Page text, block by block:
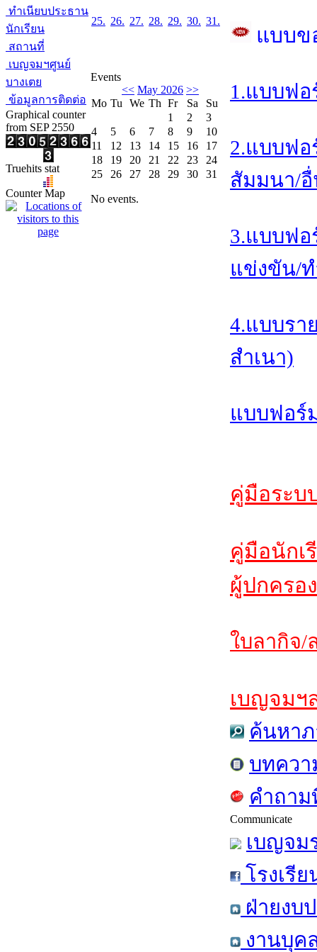
ทำเนียบประธาน
นักเรียน
สถานที่
เบญจมฯศูนย์
บางเตย
ข้อมูลการติดต่อ
Graphical counter
from SEP 2550
Truehits stat
Counter Map
25. 26. 27. 28. 29. 30. 31.
Events
<< May 2026 >>
Mo Tu We Th Fr Sa
Su
1
2
3
4
5 6 7 8 9
10
11
12 13 14 15 16
17
18
19 20 21 22 23
24
25
26 27 28 29 30 31
No events.
แบบข
1.แบบฟ
2.แบบฟ
สัมมนา/
3.แบบฟอ
แข่งขัน/
4.แบบรา
สำเนา)
แบบฟอร์
คู่มือระบ
คู่มือนักเ
ผู้ปกครอ
ใบลากิจ/
เบญจมฯ
ค้นหาภ
บทควา
คำถา
Communicate
เบญจม
โรงเรี
ฝ่ายงบ
งานบุค